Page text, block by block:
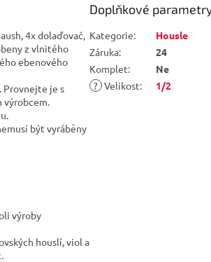
4x dolaďovač,
z vlnitého
ebenového
Provnejte je s
být vyráběny
výroby
houslí, viol a
Doplňkové
Kategorie:
Housle
Záruka:
24
Komplet:
Ne
? Velikost: 1/2